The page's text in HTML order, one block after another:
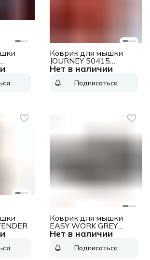
Нет в наличии
Коврик для мышки
JOURNEY 50415
DEFENDER
Подписаться
Нет в наличии
Коврик для мышки
EASY WORK GREY
50915 DEFENDER
Подписаться